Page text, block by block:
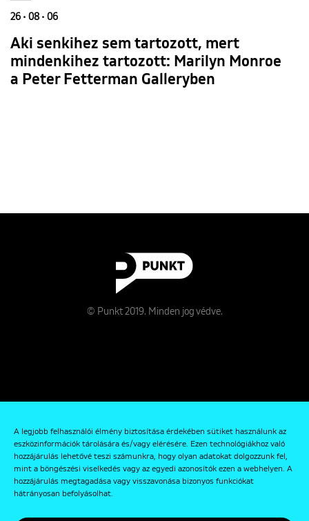
A legjobb felhasználói élmény biztosítása érdekében sütiket használunk az
eszközinformációk tárolására és/vagy elérésére. Ezen technológiákhoz való
hozzájárulás lehetővé teszi számunkra, hogy olyan adatokat dolgozzunk fel,
mint a böngészési viselkedés vagy az egyedi azonosítók ezen a webhelyen. A
hozzájárulás megtagadása vagy visszavonása bizonyos funkciókat
hátrányosan befolyásolhat.
26 • 08 • 06
Aki senkihez sem tartozott, mert
mindenkihez tartozott: Marilyn Monroe
a Peter Fetterman Galleryben
© Punkt 2019. Minden jog védve.
Kapcsolat
Adatkezelési és Adatvédelmi Szabályzat